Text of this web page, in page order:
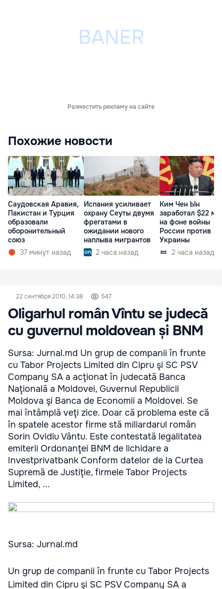
Разместить рекламу на сайте
Похожие новости
Саудовская Аравия,
Пакистан и Турция
образовали
оборонительный
союз
37 минут назад
Испания усиливает
охрану Сеуты двумя
фрегатами в
ожидании нового
наплыва мигрантов
2 часа назад
Ким Чен Ын
заработал $22
на фоне войны
России против
Украины
2 часа назад
22 сентября 2010, 14:38 547
Oligarhul român Vîntu se judecă
cu guvernul moldovean și BNM
Sursa: Jurnal.md Un grup de companii în frunte
cu Tabor Projects Limited din Cipru şi SC PSV
Company SA a acţionat în judecată Banca
Naţională a Moldovei, Guvernul Republicii
Moldova şi Banca de Economii a Moldovei. Se
mai întâmplă veţi zice. Doar că problema este că
în spatele acestor firme stă miliardarul român
Sorin Ovidiu Vântu. Este contestată legalitatea
emiterii Ordonanţei BNM de lichidare a
Investprivatbank Conform datelor de la Curtea
Supremă de Justiţie, firmele Tabor Projects
Limited, ...
Sursa: Jurnal.md
Un grup de companii în frunte cu Tabor Projects
Limited din Cipru şi SC PSV Company SA a